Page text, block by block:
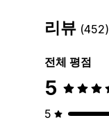
리뷰 (452)
전체 평점
5
5